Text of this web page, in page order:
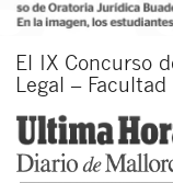
El IX Concurso
Legal –